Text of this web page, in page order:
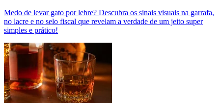
Medo de levar gato por lebre? Descubra os sinais visuais na garrafa,
no lacre e no selo fiscal que revelam a verdade de um jeito super
simples e prático!